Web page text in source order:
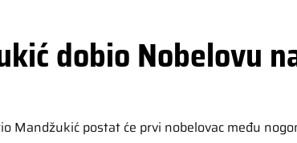
dobio Nobelovu
Mandžukić postat će prvi nobelovac među